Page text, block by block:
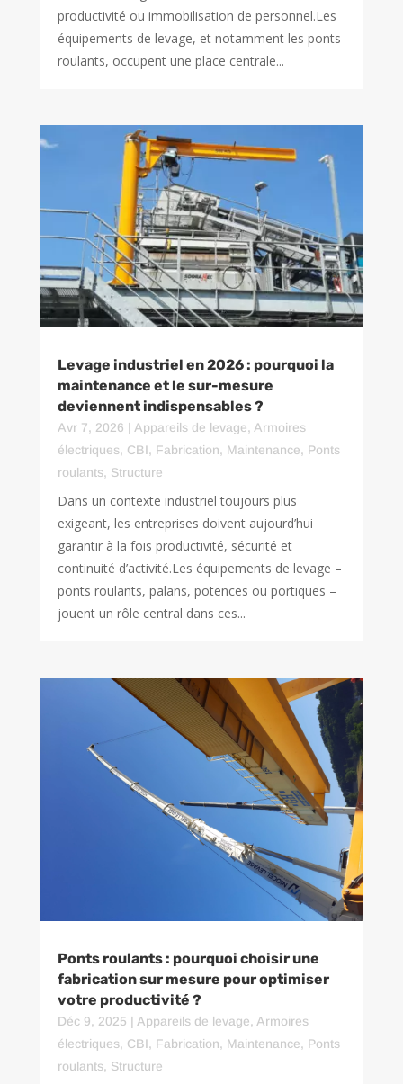
productivité ou immobilisation de personnel.Les
équipements de levage, et notamment les ponts
roulants, occupent une place centrale...
Levage industriel en 2026 : pourquoi la
maintenance et le sur-mesure
deviennent indispensables ?
Avr 7, 2026 | Appareils de levage, Armoires
électriques, CBI, Fabrication, Maintenance, Ponts
roulants, Structure
Dans un contexte industriel toujours plus
exigeant, les entreprises doivent aujourd’hui
garantir à la fois productivité, sécurité et
continuité d’activité.Les équipements de levage –
ponts roulants, palans, potences ou portiques –
jouent un rôle central dans ces...
Ponts roulants : pourquoi choisir une
fabrication sur mesure pour optimiser
votre productivité ?
Déc 9, 2025 | Appareils de levage, Armoires
électriques, CBI, Fabrication, Maintenance, Ponts
roulants, Structure